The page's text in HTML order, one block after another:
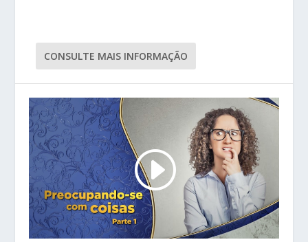
CONSULTE MAIS INFORMAÇÃO